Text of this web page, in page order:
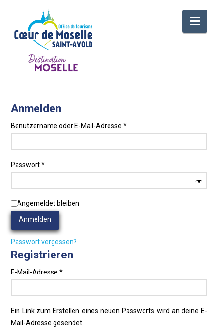
Anmelden
Benutzername oder E-Mail-Adresse*Erforderlich
Passwort*Erforderlich
Angemeldet bleiben
Anmelden
Passwort vergessen?
Registrieren
E-Mail-Adresse*Erforderlich
Ein Link zum Erstellen eines neuen Passworts wird an deine E-
Mail-Adresse gesendet.